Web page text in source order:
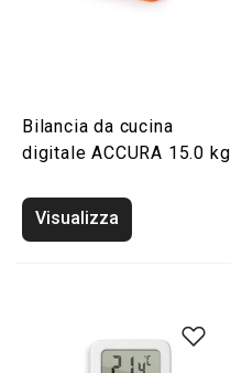
Bilancia da cucina
digitale ACCURA 15.0 kg
Visualizza